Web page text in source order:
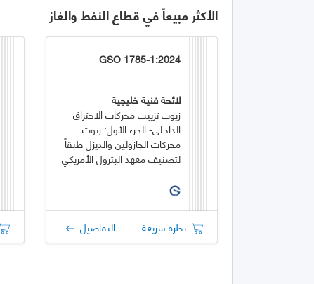
الأكثر مبيعاً في قطاع النفط والغاز
GSO 1785-1:2024
لائحة فنية خليجية
زيوت تزييت محركات الاحتراق
الداخلي- الجزء الأول: زيوت
محركات الجازولين والديزل طبقاً
لتصنيف معهد البترول الأمريكي
نظرة سريعة التفاصيل